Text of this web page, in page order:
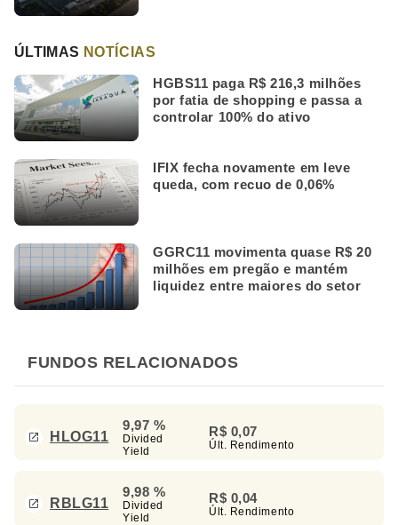
ÚLTIMAS NOTÍCIAS
HGBS11 paga R$ 216,3 milhões
por fatia de shopping e passa a
controlar 100% do ativo
IFIX fecha novamente em leve
queda, com recuo de 0,06%
GGRC11 movimenta quase R$ 20
milhões em pregão e mantém
liquidez entre maiores do setor
FUNDOS RELACIONADOS
HLOG11
9,97 %
Divided
Yield
R$ 0,07
Últ. Rendimento
RBLG11
9,98 %
Divided
Yield
R$ 0,04
Últ. Rendimento